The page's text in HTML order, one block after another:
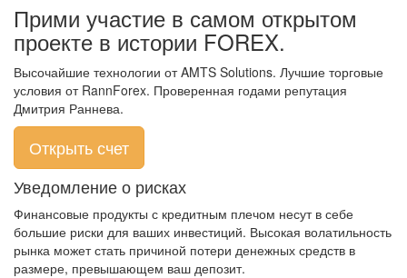
Прими участие в самом открытом
проекте в истории FOREX.
Высочайшие технологии от AMTS Solutions. Лучшие торговые
условия от RannForex. Проверенная годами репутация
Дмитрия Раннева.
Открыть счет
Уведомление о рисках
Финансовые продукты с кредитным плечом несут в себе
большие риски для ваших инвестиций. Высокая волатильность
рынка может стать причиной потери денежных средств в
размере, превышающем ваш депозит.